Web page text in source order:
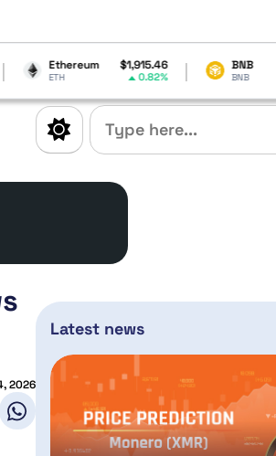
$1,915.46
0.82%
BNB $593.05
BNB 0.97%
2026
Latest news